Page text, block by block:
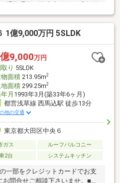
の通勤通学も快適◆人気の「久原
川崎ラゾーナや東銀座へのショ
本門寺公園や緑も身近にあり、
通りが少なく落ち着いた住環境
用で地震にも安心の構造◇屋外
イズ駐車場◆ベビーカーや自転
スペース◇長期保証フロアーコ
掃除
1億9,000万円 5SLDK
9,000万円
り 5SLDK
面積213.95m2
面積299.25m2
月 1993年3月(築33年6ヶ月)
都営浅草線 西馬込駅 徒歩13分
他の交通
東京都大田区中央６
ガス
ルーフバルコニー
2台 システムキッチン
一部をクレジットカードでお支
問合せご相談下さいませ。■都